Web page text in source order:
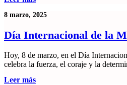
8 marzo, 2025
Día Internacional de la
Hoy, 8 de marzo, en el Día
celebra la fuerza, el coraje y la
Leer más